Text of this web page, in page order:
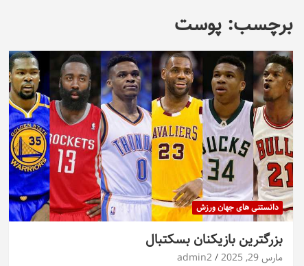
برچسب: پوست
دانستنی های جهان ورزش
بزرگترین بازیکنان بسکتبال
مارس 29, 2025 admin2